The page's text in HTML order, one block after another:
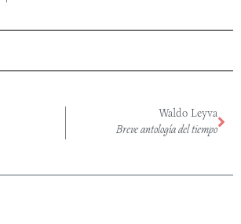
Waldo Leyva
Breve antología del tiempo